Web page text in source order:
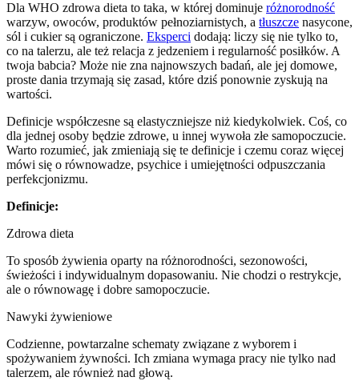
Dla WHO zdrowa dieta to taka, w której dominuje różnorodność
warzyw, owoców, produktów pełnoziarnistych, a tłuszcze nasycone,
sól i cukier są ograniczone. Eksperci dodają: liczy się nie tylko to,
co na talerzu, ale też relacja z jedzeniem i regularność posiłków. A
twoja babcia? Może nie zna najnowszych badań, ale jej domowe,
proste dania trzymają się zasad, które dziś ponownie zyskują na
wartości.
Definicje współczesne są elastyczniejsze niż kiedykolwiek. Coś, co
dla jednej osoby będzie zdrowe, u innej wywoła złe samopoczucie.
Warto rozumieć, jak zmieniają się te definicje i czemu coraz więcej
mówi się o równowadze, psychice i umiejętności odpuszczania
perfekcjonizmu.
Definicje:
Zdrowa dieta
To sposób żywienia oparty na różnorodności, sezonowości,
świeżości i indywidualnym dopasowaniu. Nie chodzi o restrykcje,
ale o równowagę i dobre samopoczucie.
Nawyki żywieniowe
Codzienne, powtarzalne schematy związane z wyborem i
spożywaniem żywności. Ich zmiana wymaga pracy nie tylko nad
talerzem, ale również nad głową.